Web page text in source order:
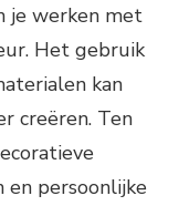
je werken met
Het gebruik
kan
creëren. Ten
en persoonlijke